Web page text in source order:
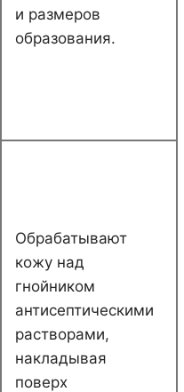
и размеров
образования.
Обрабатывают
кожу над
гнойником
антисептическими
растворами,
накладывая
поверх